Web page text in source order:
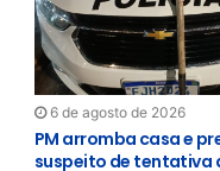
6 de agosto de 2026
PM arromba casa e
suspeito de tentativa